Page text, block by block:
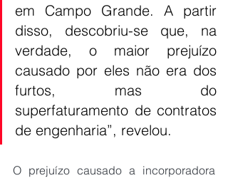
em Campo Grande. A partir
disso, descobriu-se que, na
verdade, o maior prejuízo
causado por eles não era dos
furtos, mas do
superfaturamento de contratos
de engenharia”, revelou.
O prejuízo causado a incorporadora